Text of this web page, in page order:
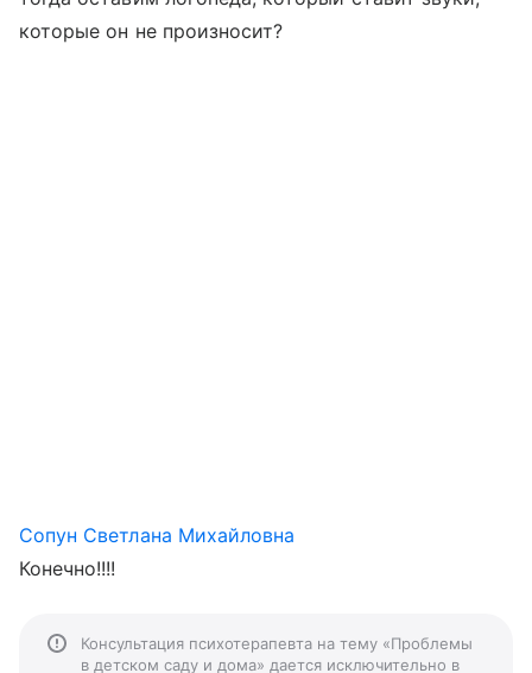
которые он не произносит?
Сопун Светлана Михайловна
Конечно!!!!
Консультация психотерапевта на тему «Проблемы
в детском саду и дома» дается исключительно в